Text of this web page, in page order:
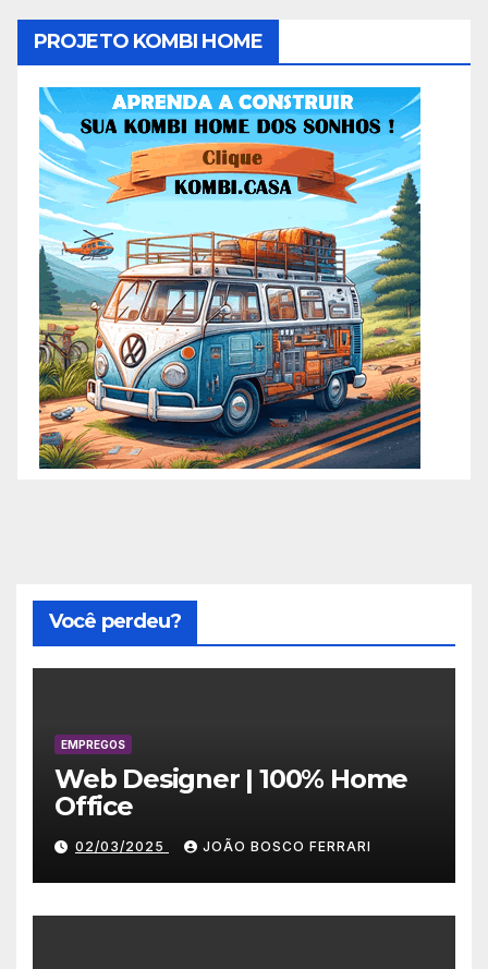
PROJETO KOMBI HOME
Você perdeu?
EMPREGOS
Web Designer | 100% Home
Office
02/03/2025 JOÃO BOSCO FERRARI